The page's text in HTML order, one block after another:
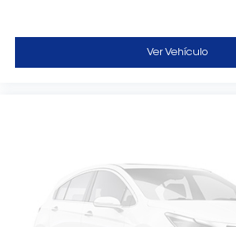
Ver Vehículo